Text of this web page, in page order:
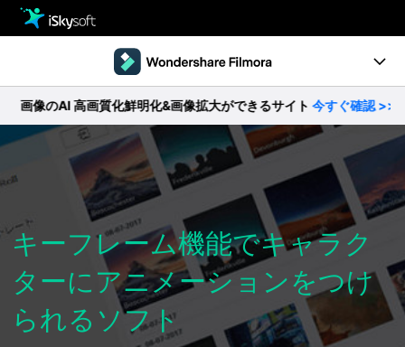
Utility
製品活用事例
ストア
ダウンロード
サポート
製品ページ
操作ガイド
動作環境
動画編集の基本とコツ
無料ダウンロード 今すぐ購入
AI 高画質化鮮明化&画像拡大ができるサイト今すぐ確認 >>
キーフレーム機能でキャラク
ターにアニメーションをつけ
られるソフト